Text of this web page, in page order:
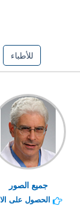
للأطباء
جميع الصور
الحصول على